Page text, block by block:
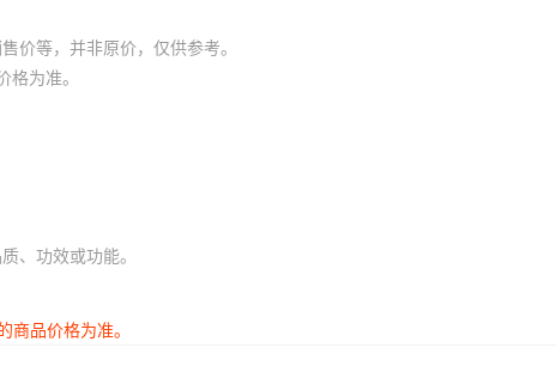
价等，并非原价，仅供参考。
为准。
、功效或功能。
品价格为准。